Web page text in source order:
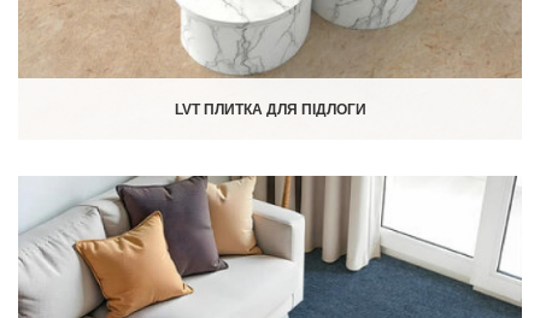
LVT ПЛИТКА ДЛЯ ПІДЛОГИ